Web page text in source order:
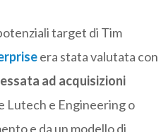
target di Tim
era stata valutata con
ad acquisizioni
Lutech e Engineering o
e da un modello di